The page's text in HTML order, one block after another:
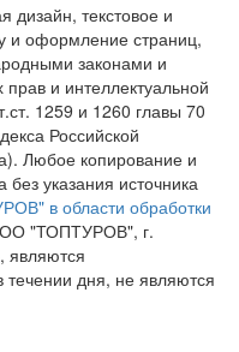
дизайн, текстовое и
и оформление страниц,
законами и
и интеллектуальной
1259 и 1260 главы 70
Российской
Любое копирование и
указания источника
в области обработки
"ТОПТУРОВ", г.
являются
дня, не являются